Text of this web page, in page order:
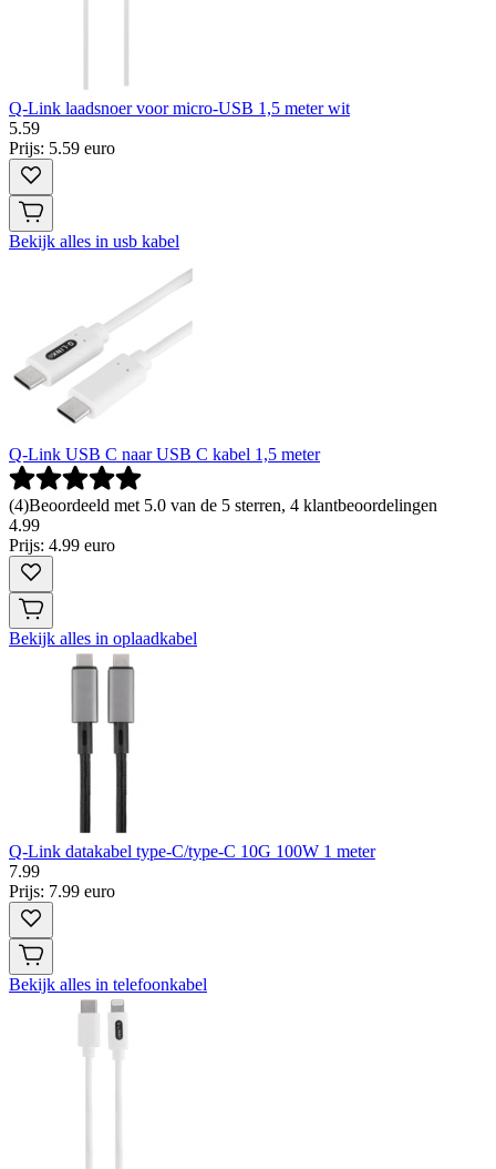
Q-Link laadsnoer voor micro-USB 1,5 meter wit
5.59
Prijs: 5.59 euro
Bekijk alles in usb kabel
Q-Link USB C naar USB C kabel 1,5 meter
(4)Beoordeeld met 5.0 van de 5 sterren, 4 klantbeoordelingen
4.99
Prijs: 4.99 euro
Bekijk alles in oplaadkabel
Q-Link datakabel type-C/type-C 10G 100W 1 meter
7.99
Prijs: 7.99 euro
Bekijk alles in telefoonkabel